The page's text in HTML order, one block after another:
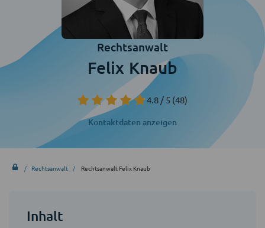
Rechtsanwalt
Felix Knaub
4.8 / 5 (48)
Kontaktdaten anzeigen
Rechtsanwalt Rechtsanwalt Felix Knaub
Inhalt